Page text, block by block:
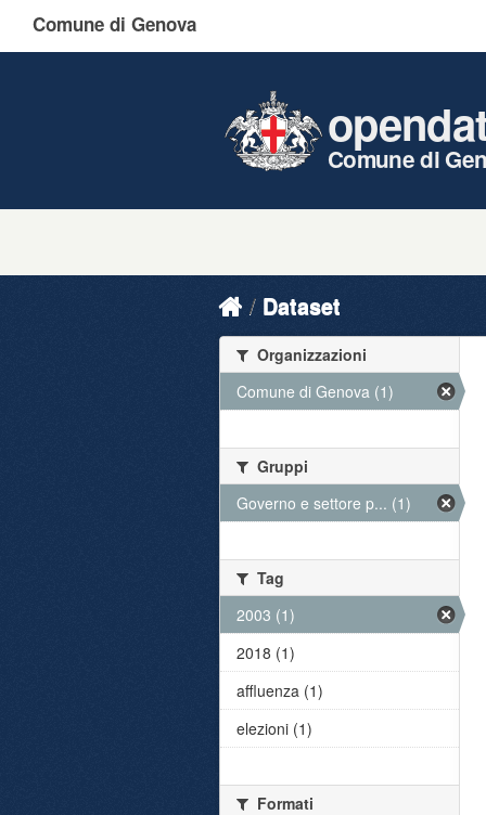
Comune di Genova
Comune di
Dataset
Organizzazioni
Comune di Genova (1)
Gruppi
Governo e settore p... (1)
Tag
2003 (1)
2018 (1)
affluenza (1)
elezioni (1)
Formati